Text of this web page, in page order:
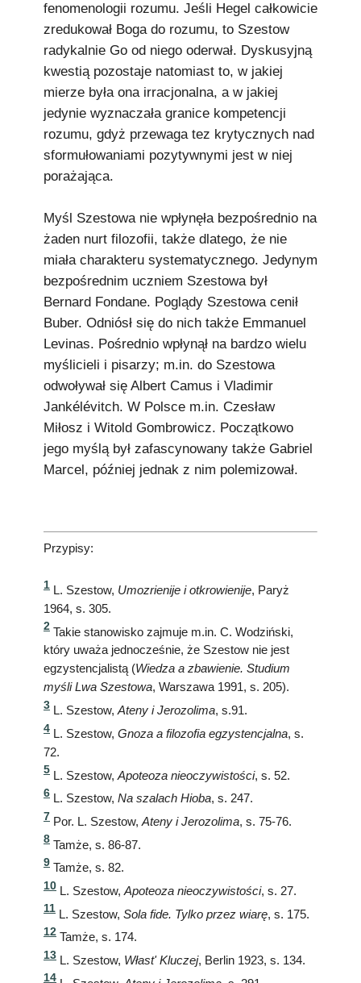
fenomenologii rozumu. Jeśli Hegel całkowicie
zredukował Boga do rozumu, to Szestow
radykalnie Go od niego oderwał. Dyskusyjną
kwestią pozostaje natomiast to, w jakiej
mierze była ona irracjonalna, a w jakiej
jedynie wyznaczała granice kompetencji
rozumu, gdyż przewaga tez krytycznych nad
sformułowaniami pozytywnymi jest w niej
porażająca.
Myśl Szestowa nie wpłynęła bezpośrednio na
żaden nurt filozofii, także dlatego, że nie
miała charakteru systematycznego. Jedynym
bezpośrednim uczniem Szestowa był
Bernard Fondane. Poglądy Szestowa cenił
Buber. Odniósł się do nich także Emmanuel
Levinas. Pośrednio wpłynął na bardzo wielu
myślicieli i pisarzy; m.in. do Szestowa
odwoływał się Albert Camus i Vladimir
Jankélévitch. W Polsce m.in. Czesław
Miłosz i Witold Gombrowicz. Początkowo
jego myślą był zafascynowany także Gabriel
Marcel, później jednak z nim polemizował.
Przypisy:
1 L. Szestow, Umozrienije i otkrowienije, Paryż
1964, s. 305.
2 Takie stanowisko zajmuje m.in. C. Wodziński,
który uważa jednocześnie, że Szestow nie jest
egzystencjalistą (Wiedza a zbawienie. Studium
myśli Lwa Szestowa, Warszawa 1991, s. 205).
3 L. Szestow, Ateny i Jerozolima, s.91.
4 L. Szestow, Gnoza a filozofia egzystencjalna, s.
72.
5 L. Szestow, Apoteoza nieoczywistości, s. 52.
6 L. Szestow, Na szalach Hioba, s. 247.
7 Por. L. Szestow, Ateny i Jerozolima, s. 75-76.
8 Tamże, s. 86-87.
9 Tamże, s. 82.
10 L. Szestow, Apoteoza nieoczywistości, s. 27.
11 L. Szestow, Sola fide. Tylko przez wiarę , s. 175.
12 Tamże, s. 174.
13 L. Szestow, Włast' Kluczej, Berlin 1923, s. 134.
14